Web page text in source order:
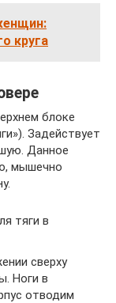
круга
блоке
Задействует
Данное
мышечно
тяги в
сверху
Ноги в
отводим